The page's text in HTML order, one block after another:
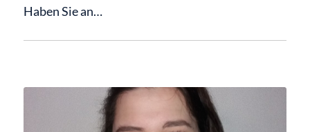
Haben Sie an…